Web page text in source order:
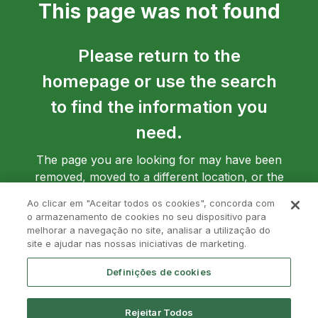
This page was not found
Please return to the
homepage or use the search
to find the information you
need.
The page you are looking for may have been
removed, moved to a different location, or the
Ao clicar em "Aceitar todos os cookies", concorda com
o armazenamento de cookies no seu dispositivo para
melhorar a navegação no site, analisar a utilização do
site e ajudar nas nossas iniciativas de marketing.
Definições de cookies
Rejeitar Todos